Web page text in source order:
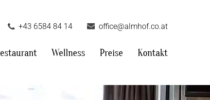
+43 6584 84 14 office@almhof.co.at
Wellness Preise Kontakt